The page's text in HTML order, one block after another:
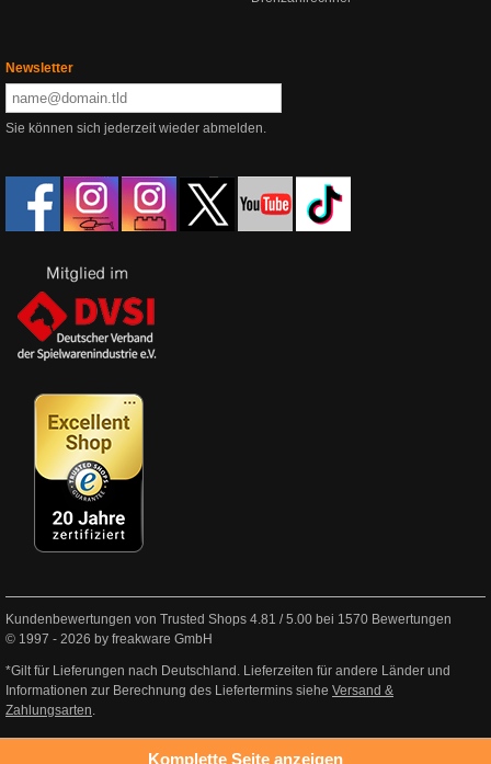
Newsletter
Sie können sich jederzeit wieder abmelden.
Kundenbewertungen von Trusted Shops 4.81 /5.00 bei 1570 Bewertungen
© 1997 - 2026 by freakware GmbH
*Gilt für Lieferungen nach Deutschland. Lieferzeiten für andere Länder und
Informationen zur Berechnung des Liefertermins siehe Versand &
Zahlungsarten
Komplette Seite anzeigen